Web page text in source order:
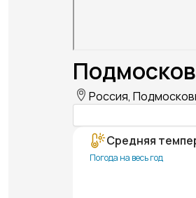
Россия,
Средняя
Погода на весь год